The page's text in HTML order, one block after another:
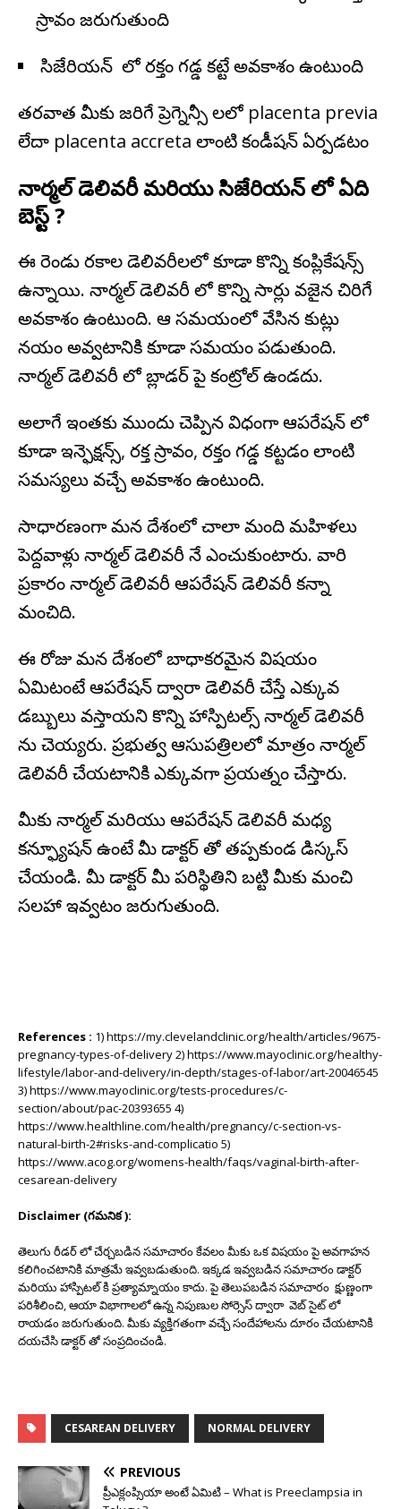
స్రావం జరుగుతుంది
సిజేరియన్ లో రక్తం గడ్డ కట్టే అవకాశం ఉంటుంది
తరవాత మీకు జరిగే ప్రెగ్నెన్సీ లలో placenta previa
లేదా placenta accreta లాంటి కండీషన్ ఏర్పడటం
నార్మల్ డెలివరీ మరియు సిజేరియన్ లో ఏది
బెస్ట్ ?
ఈ రెండు రకాల డెలివరీలలో కూడా కొన్ని కంప్లికేషన్స్
ఉన్నాయి. నార్మల్ డెలివరీ లో కొన్ని సార్లు వజైన చిరిగే
అవకాశం ఉంటుంది. ఆ సమయంలో వేసిన కుట్లు
నయం అవ్వటానికి కూడా సమయం పడుతుంది.
నార్మల్ డెలివరీ లో బ్లాడర్ పై కంట్రోల్ ఉండదు.
అలాగే ఇంతకు ముందు చెప్పిన విధంగా ఆపరేషన్ లో
కూడా ఇన్ఫెక్షన్స్, రక్త స్రావం, రక్తం గడ్డ కట్టడం లాంటి
సమస్యలు వచ్చే అవకాశం ఉంటుంది.
సాధారణంగా మన దేశంలో చాలా మంది మహిళలు
పెద్దవాళ్లు నార్మల్ డెలివరీ నే ఎంచుకుంటారు. వారి
ప్రకారం నార్మల్ డెలివరీ ఆపరేషన్ డెలివరీ కన్నా
మంచిది.
ఈ రోజు మన దేశంలో బాధాకరమైన విషయం
ఏమిటంటే ఆపరేషన్ ద్వారా డెలివరీ చేస్తే ఎక్కువ
డబ్బులు వస్తాయని కొన్ని హాస్పిటల్స్ నార్మల్ డెలివరీ
ను చెయ్యరు. ప్రభుత్వ ఆసుపత్రిలలో మాత్రం నార్మల్
డెలివరీ చేయటానికి ఎక్కువగా ప్రయత్నం చేస్తారు.
మీకు నార్మల్ మరియు ఆపరేషన్ డెలివరీ మధ్య
కన్ఫ్యూషన్ ఉంటే మీ డాక్టర్ తో తప్పకుండ డిస్కస్
చేయండి. మీ డాక్టర్ మీ పరిస్థితిని బట్టి మీకు మంచి
సలహా ఇవ్వటం జరుగుతుంది.
References : 1) https://my.clevelandclinic.org/health/articles/9675-
pregnancy-types-of-delivery 2) https://www.mayoclinic.org/healthy-
lifestyle/labor-and-delivery/in-depth/stages-of-labor/art-20046545
3) https://www.mayoclinic.org/tests-procedures/c-
section/about/pac-20393655 4)
https://www.healthline.com/health/pregnancy/c-section-vs-
natural-birth-2#risks-and-complicatio 5)
https://www.acog.org/womens-health/faqs/vaginal-birth-after-
cesarean-delivery
Disclaimer (గమనిక ):
తెలుగు రీడర్ లో చేర్చబడిన సమాచారం కేవలం మీకు ఒక విషయం పై అవగాహన
కలిగించటానికి మాత్రమే ఇవ్వబడుతుంది. ఇక్కడ ఇవ్వబడిన సమాచారం డాక్టర్
మరియు హాస్పిటల్ కి ప్రత్యామ్నాయం కాదు. పై తెలుపబడిన సమాచారం క్షుణ్ణంగా
పరిశీలించి, ఆయా విభాగాలలో ఉన్న నిపుణుల సోర్సెస్ ద్వారా వెబ్ సైట్ లో
రాయడం జరుగుతుంది. మీకు వ్యక్తిగతంగా వచ్చే సందేహాలను దూరం చేయటానికి
దయచేసి డాక్టర్ తో సంప్రదించండి.
CESAREAN DELIVERY NORMAL DELIVERY
PREVIOUS
ప్రీఎక్లంప్సియా అంటే ఏమిటి – What is Preeclampsia in